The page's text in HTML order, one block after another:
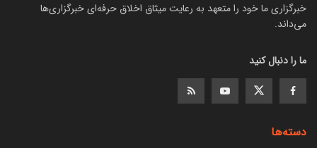
خبرگزاری ما خود را متعهد به رعایت میثاق اخلاق حرفه‌ای خبرگزاری‌ها
می‌داند.
ما را دنبال کنید
دسته‌ها